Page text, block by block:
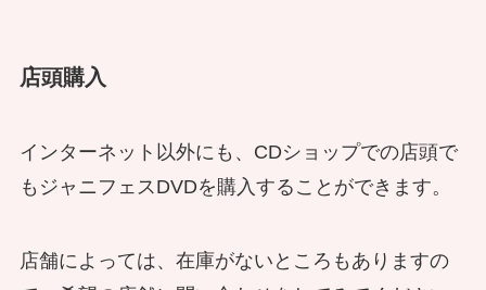
店頭購入
インターネット以外にも、CDショップでの店頭で
もジャニフェスDVDを購入することができます。
店舗によっては、在庫がないところもありますの